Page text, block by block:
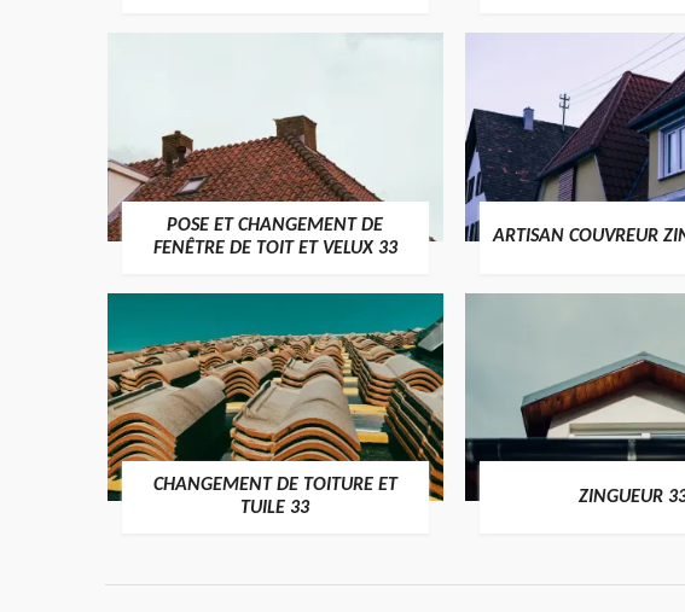
POSE ET CHANGEMENT DE
FENÊTRE DE TOIT ET VELUX 33
ARTISAN COUVREUR
CHANGEMENT DE TOITURE ET
TUILE 33
ZINGUEUR